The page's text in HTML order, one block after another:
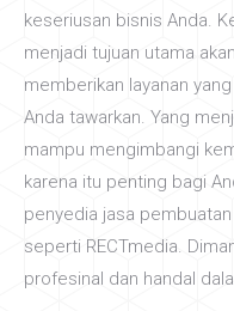
keseriusan bisnis Anda.
menjadi tujuan utama
memberikan layanan
Anda tawarkan. Yang
mampu mengimbangi
karena itu penting bagi
penyedia jasa
seperti RECTmedia.
profesinal dan handal